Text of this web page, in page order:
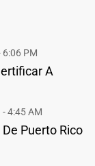
6:06 PM
A
4:45 AM
Puerto Rico